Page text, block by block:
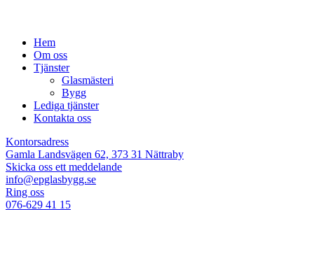
Hem
Om oss
Tjänster
Glasmästeri
Bygg
Lediga tjänster
Kontakta oss
Kontorsadress
Gamla Landsvägen 62, 373 31 Nättraby
Skicka oss ett meddelande
info@epglasbygg.se
Ring oss
076-629 41 15